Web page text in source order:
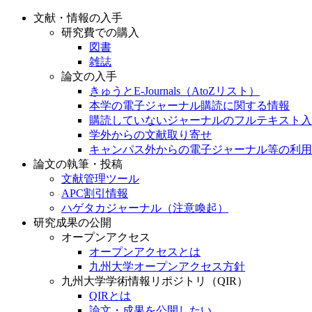
文献・情報の入手
研究費での購入
図書
雑誌
論文の入手
きゅうとE-Journals（AtoZリスト）
本学の電子ジャーナル購読に関する情報
購読していないジャーナルのフルテキスト
学外からの文献取り寄せ
キャンパス外からの電子ジャーナル等の利用
論文の執筆・投稿
文献管理ツール
APC割引情報
ハゲタカジャーナル（注意喚起）
研究成果の公開
オープンアクセス
オープンアクセスとは
九州大学オープンアクセス方針
九州大学学術情報リポジトリ（QIR）
QIRとは